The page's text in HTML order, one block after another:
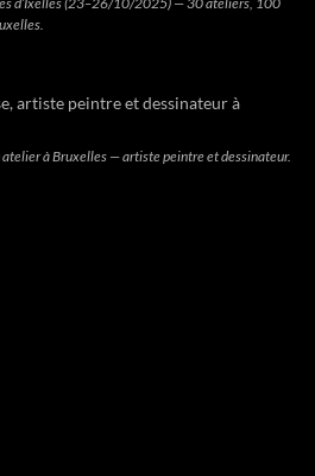
atelier à Bruxelles — artiste peintre et dessinateur.